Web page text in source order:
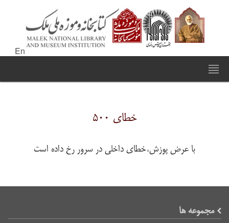
En
خطای ۵۰۰
با عرض پوزش،خطای داخلی در سرور رخ داده است
مجموعه ها